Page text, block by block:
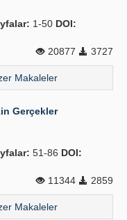
1-50 DOI:
20877
3727
Makaleler
Gerçekler
51-86 DOI:
11344
2859
Makaleler